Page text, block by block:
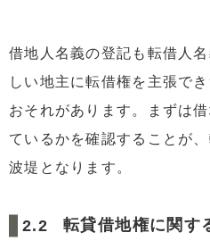
借地人名義の登記も転借人
しい地主に転借権を主張で
おそれがあります。まずは
ているかを確認することが
波堤となります。
転貸借地権に関す